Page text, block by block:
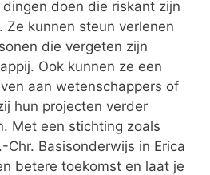
doen die riskant zijn
Ze kunnen steun verlenen
die vergeten zijn
Ook kunnen ze een
aan wetenschappers of
hun projecten verder
Met een stichting zoals
Chr. Basisonderwijs in Erica
betere toekomst en laat je